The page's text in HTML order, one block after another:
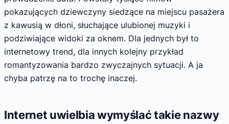
pokazujących dziewczyny siedzące na miejscu pasażera
z kawusią w dłoni, słuchające ulubionej muzyki i
podziwiające widoki za oknem. Dla jednych był to
internetowy trend, dla innych kolejny przykład
romantyzowania bardzo zwyczajnych sytuacji. A ja
chyba patrzę na to trochę inaczej.
Internet uwielbia wymyślać takie nazwy